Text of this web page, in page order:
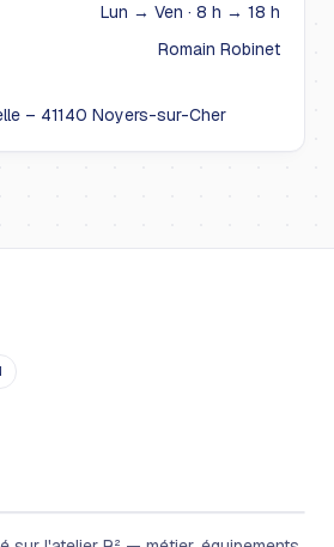
Lun → Ven · 8 h → 18 h
Romain Robinet
– 41140 Noyers-sur-Cher